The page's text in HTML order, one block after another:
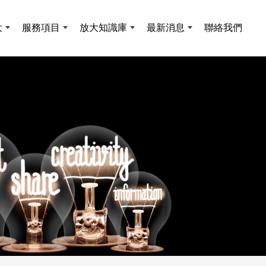
服務項目 放大知識庫 最新消息 聯絡我們